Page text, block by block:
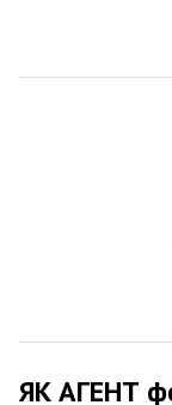
ЯК АГЕНТ